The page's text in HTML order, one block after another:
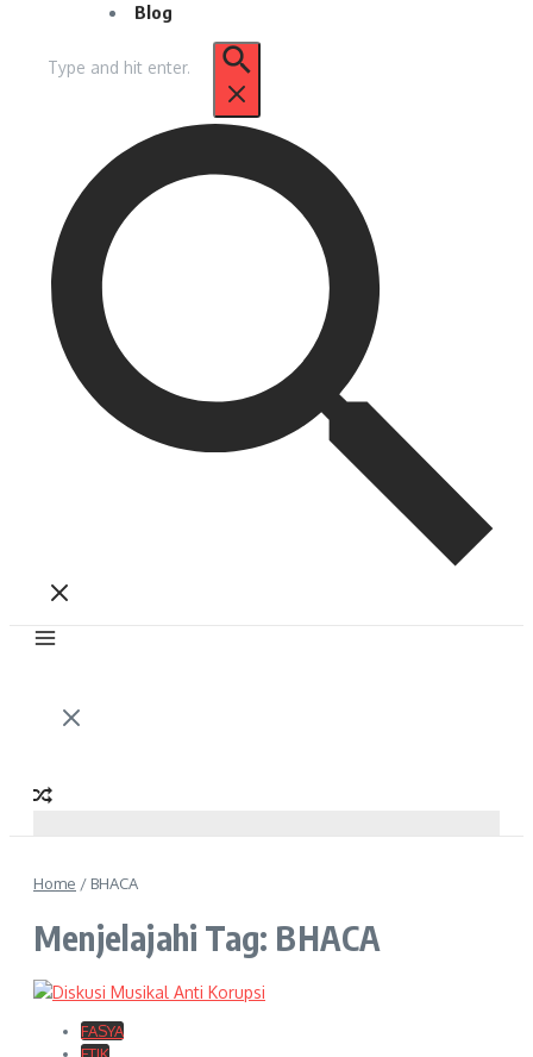
Blog
untuk:
Home / BHACA
Menjelajahi Tag: BHACA
FASYA
FTIK